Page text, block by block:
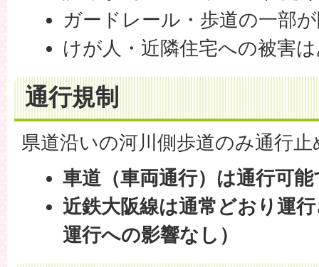
ガードレール・歩道の一部
けが人・近隣住宅への被害
通行規制
県道沿いの河川側歩道のみ通行
車道（車両通行）は通行可
近鉄大阪線は通常どおり運
運行への影響なし）